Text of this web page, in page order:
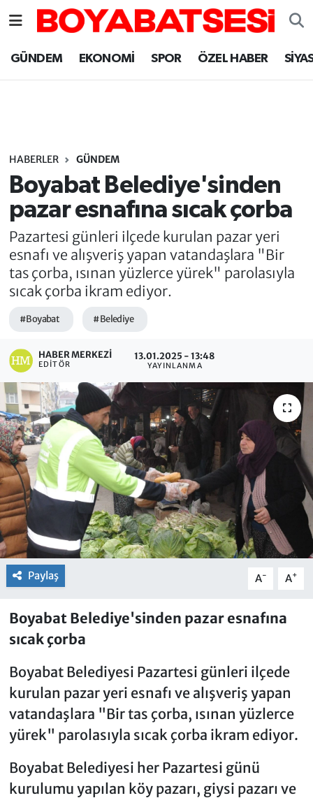
GÜNDEM EKONOMİ SPOR ÖZEL HABER
HABERLER GÜNDEM
Boyabat Belediye'sinden
pazar esnafına sıcak çorba
Pazartesi günleri ilçede kurulan pazar yeri
esnafı ve alışveriş yapan vatandaşlara "Bir
tas çorba, ısınan yüzlerce yürek" parolasıyla
sıcak çorba ikram ediyor.
#Boyabat #Belediye
HABER MERKEZI
EDITÖR
13.01.2025 - 13:48
YAYINLANMA
Paylaş A- A+
Boyabat Belediye'sinden pazar esnafına
sıcak çorba
Boyabat Belediyesi Pazartesi günleri ilçede
kurulan pazar yeri esnafı ve alışveriş yapan
vatandaşlara "Bir tas çorba, ısınan yüzlerce
yürek" parolasıyla sıcak çorba ikram ediyor.
Boyabat Belediyesi her Pazartesi günü
kurulumu yapılan köy pazarı, giysi pazarı ve
Sinop Nöbetçi Eczaneler
Sinop Trafik Yoğunluk Haritası
Süper Lig Puan Durumu ve Fikstür
Tüm Manşetler
Son Dakika Haberleri
Haber Arşivi